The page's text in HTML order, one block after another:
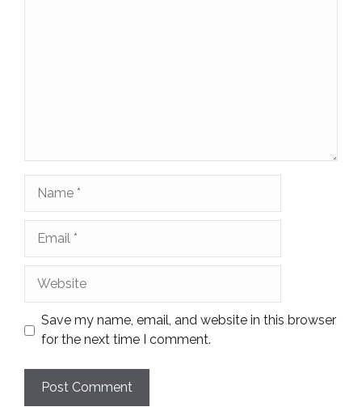
Save my name, email, and website in this browser
for the next time I comment.